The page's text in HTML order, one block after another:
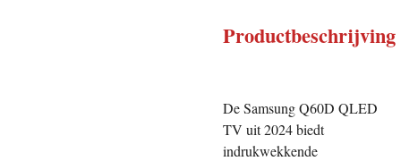
Productbeschrijving
De Samsung Q60D QLED
TV uit 2024 biedt
indrukwekkende